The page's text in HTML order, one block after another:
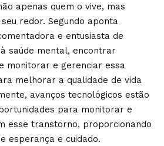
apenas quem o vive, mas
redor. Segundo aponta
e entusiasta de
saúde mental, encontrar
monitorar e gerenciar essa
melhorar a qualidade de vida
avanços tecnológicos estão
para monitorar e
esse transtorno, proporcionando
esperança e cuidado.